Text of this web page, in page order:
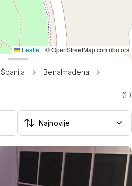
Španija
Benalmadena
(1 )
Leaflet | © OpenStreetMap contributors